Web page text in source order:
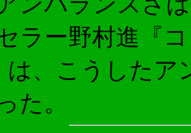
ラー野村進『
は、こうした
た。